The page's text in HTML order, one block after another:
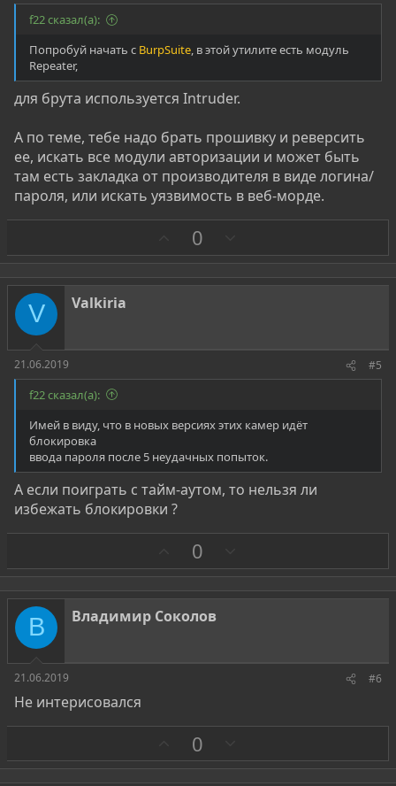
f22 сказал(а):
Попробуй начать с BurpSuite, в этой утилите есть модуль
Repeater,
для брута используется Intruder.
А по теме, тебе надо брать прошивку и реверсить
ее, искать все модули авторизации и может быть
там есть закладка от производителя в виде логина/
пароля, или искать уязвимость в веб-морде.
а
0
р
о
V Valkiria
21.06.2019 #5
f22 сказал(а):
Имей в виду, что в новых версиях этих камер идёт
блокировка
ввода пароля после 5 неудачных попыток.
А если поиграть с тайм-аутом, то нельзя ли
избежать блокировки ?
а
0
р
о
В Владимир Соколов
21.06.2019 #6
Не интерисовался
а
0
р